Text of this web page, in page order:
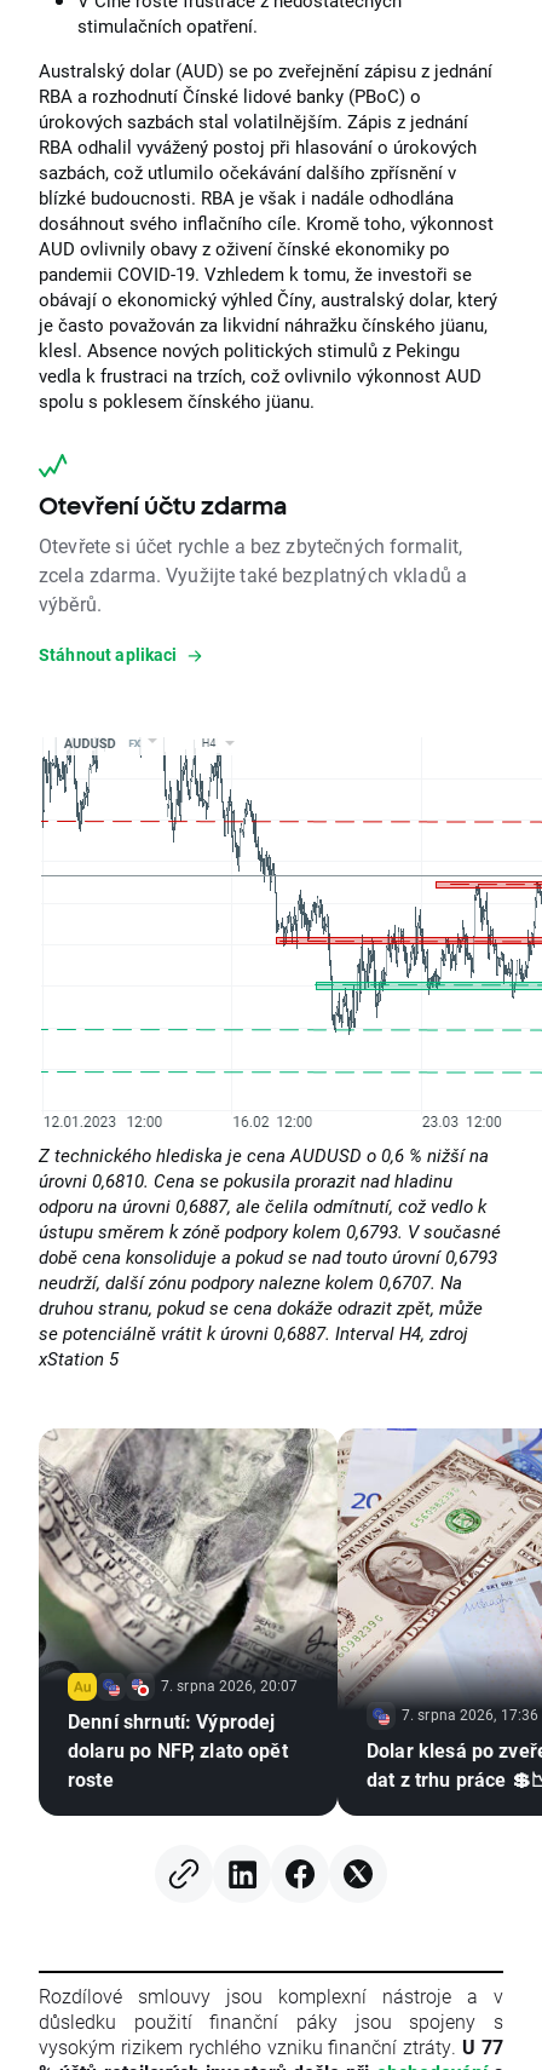
stimulačních opatření.
Australský dolar (AUD) se po zveřejnění zápisu z jednání
RBA a rozhodnutí Čínské lidové banky (PBoC) o
úrokových sazbách stal volatilnějším. Zápis z jednání
RBA odhalil vyvážený postoj při hlasování o úrokových
sazbách, což utlumilo očekávání dalšího zpřísnění v
blízké budoucnosti. RBA je však i nadále odhodlána
dosáhnout svého inflačního cíle. Kromě toho, výkonnost
AUD ovlivnily obavy z oživení čínské ekonomiky po
pandemii COVID-19. Vzhledem k tomu, že investoři se
obávají o ekonomický výhled Číny, australský dolar, který
je často považován za likvidní náhražku čínského jüanu,
klesl. Absence nových politických stimulů z Pekingu
vedla k frustraci na trzích, což ovlivnilo výkonnost AUD
spolu s poklesem čínského jüanu.
Otevření účtu zdarma
Otevřete si účet rychle a bez zbytečných formalit,
zcela zdarma. Využijte také bezplatných vkladů a
výběrů.
Stáhnout aplikaci
Z technického hlediska je cena AUDUSD o 0,6 % nižší na
úrovni 0,6810. Cena se pokusila prorazit nad hladinu
odporu na úrovni 0,6887, ale čelila odmítnutí, což vedlo k
ústupu směrem k zóně podpory kolem 0,6793. V současné
době cena konsoliduje a pokud se nad touto úrovní 0,6793
neudrží, další zónu podpory nalezne kolem 0,6707. Na
druhou stranu, pokud se cena dokáže odrazit zpět, může
se potenciálně vrátit k úrovni 0,6887. Interval H4, zdroj
xStation 5
7. srpna 2026, 20:07
Denní shrnutí: Výprodej
dolaru po NFP, zlato opět
roste
7. srpna 2026, 17:36
Dolar klesá po
dat z trhu práce
Rozdílové smlouvy jsou komplexní nástroje a v
důsledku použití finanční páky jsou spojeny s
vysokým rizikem rychlého vzniku finanční ztráty. U 77